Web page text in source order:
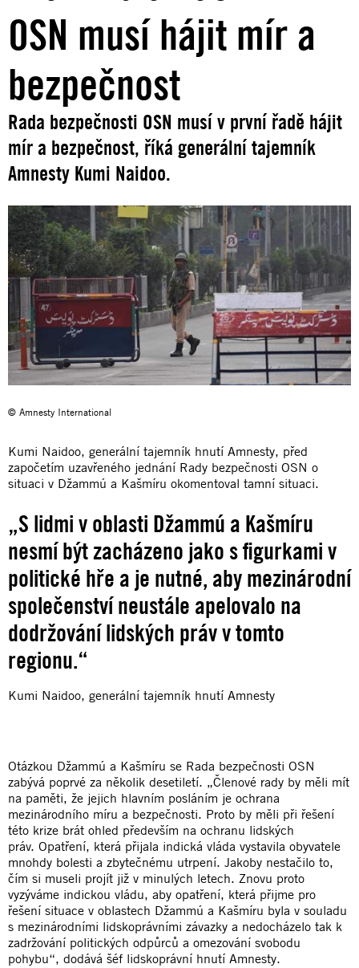
OSN musí hájit mír a
bezpečnost
Rada bezpečnosti OSN musí v první řadě hájit
mír a bezpečnost, říká generální tajemník
Amnesty Kumi Naidoo.
© Amnesty International
Kumi Naidoo, generální tajemník hnutí Amnesty, před
započetím uzavřeného jednání Rady bezpečnosti OSN o
situaci v Džammú a Kašmíru okomentoval tamní situaci.
„S lidmi v oblasti Džammú a Kašmíru
nesmí být zacházeno jako s figurkami v
politické hře a je nutné, aby mezinárodní
společenství neustále apelovalo na
dodržování lidských práv v tomto
regionu.“
Kumi Naidoo, generální tajemník hnutí Amnesty
Otázkou Džammú a Kašmíru se Rada bezpečnosti OSN
zabývá poprvé za několik desetiletí. „Členové rady by měli mít
na paměti, že jejich hlavním posláním je ochrana
mezinárodního míru a bezpečnosti. Proto by měli při řešení
této krize brát ohled především na ochranu lidských
práv. Opatření, která přijala indická vláda vystavila obyvatele
mnohdy bolesti a zbytečnému utrpení. Jakoby nestačilo to,
čím si museli projít již v minulých letech. Znovu proto
vyzýváme indickou vládu, aby opatření, která přijme pro
řešení situace v oblastech Džammú a Kašmíru byla v souladu
s mezinárodními lidskoprávními závazky a nedocházelo tak k
zadržování politických odpůrců a omezování svobodu
pohybu“, dodává šéf lidskoprávní hnutí Amnesty.